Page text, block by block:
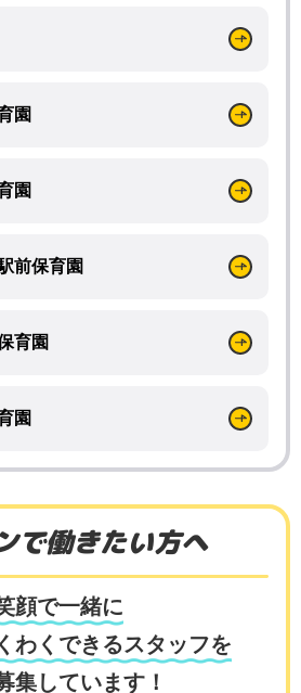
園
園
前保育園
育園
園
で働きたい方へ
顔で一緒に
わくできるスタッフを
集しています！